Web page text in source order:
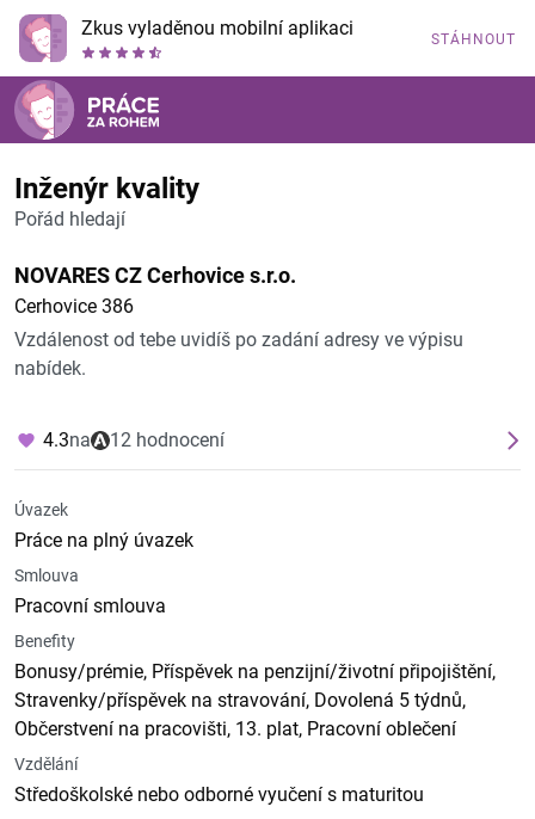
Zkus vyladěnou mobilní aplikaci STÁHNOUT
Inženýr kvality
Pořád hledají
NOVARES CZ Cerhovice s.r.o.
Cerhovice 386
Vzdálenost od tebe uvidíš po zadání adresy ve výpisu
nabídek.
4.3na 12 hodnocení
Úvazek
Práce na plný úvazek
Smlouva
Pracovní smlouva
Benefity
Bonusy/prémie, Příspěvek na penzijní/životní připojištění,
Stravenky/příspěvek na stravování, Dovolená 5 týdnů,
Občerstvení na pracovišti, 13. plat, Pracovní oblečení
Vzdělání
Středoškolské nebo odborné vyučení s maturitou